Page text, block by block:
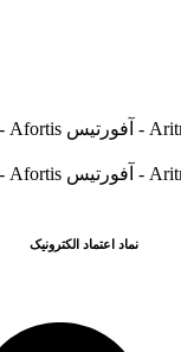
نماد اعتماد الکترونیک